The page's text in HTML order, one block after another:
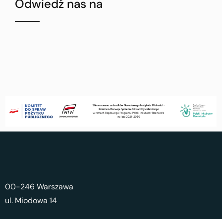
Odwiedź nas na
00-246 Warszawa
ul. Miodowa 14